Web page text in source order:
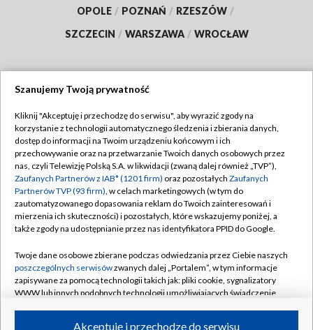
OPOLE / POZNAŃ / RZESZÓW /
SZCZECIN / WARSZAWA / WROCŁAW
TVP
Abonament TVP
Emisja w TVP
Centrum informacji TVP
Naziemna Telewizja Cyfrowa
Rada Programowa
System NOS
Informacje o nadawcy
Regulamin TVP
Polityka prywatności
Moje zgody
Pomoc
Kontakt
Kanały
Szanujemy Twoją prywatność
Kliknij "Akceptuję i przechodzę do serwisu", aby wyrazić zgody na
korzystanie z technologii automatycznego śledzenia i zbierania danych,
dostęp do informacji na Twoim urządzeniu końcowym i ich
przechowywanie oraz na przetwarzanie Twoich danych osobowych przez
nas, czyli Telewizję Polską S.A. w likwidacji (zwaną dalej również „TVP”),
Zaufanych Partnerów z IAB* (1201 firm) oraz pozostałych Zaufanych
Partnerów TVP (93 firm), w celach marketingowych (w tym do
zautomatyzowanego dopasowania reklam do Twoich zainteresowań i
mierzenia ich skuteczności) i pozostałych, które wskazujemy poniżej, a
także zgody na udostępnianie przez nas identyfikatora PPID do Google.
Twoje dane osobowe zbierane podczas odwiedzania przez Ciebie naszych
poszczególnych serwisówzwanych dalej „Portalem”, w tym informacje
zapisywane za pomocą technologii takich jak: pliki cookie, sygnalizatory
WWW lub innych podobnych technologii umożliwiających świadczenie
Akceptuję i przechodzę do serwisu